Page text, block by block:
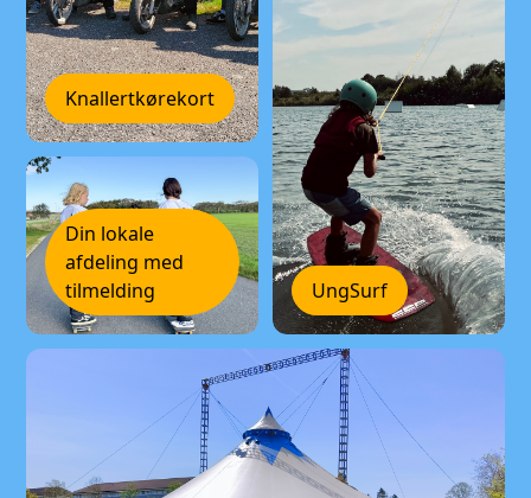
Knallertkørekort
UngSurf
Din lokale
afdeling med
tilmelding